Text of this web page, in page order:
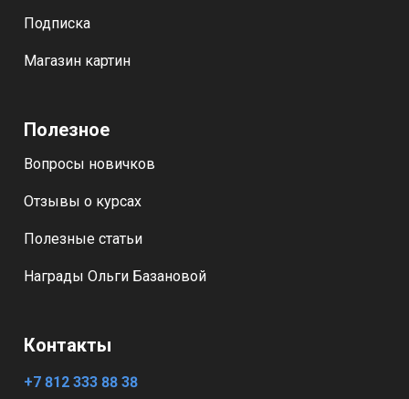
Подписка
Магазин картин
Полезное
Вопросы новичков
Отзывы о курсах
Полезные статьи
Награды Ольги Базановой
Контакты
+7 812 333 88 38